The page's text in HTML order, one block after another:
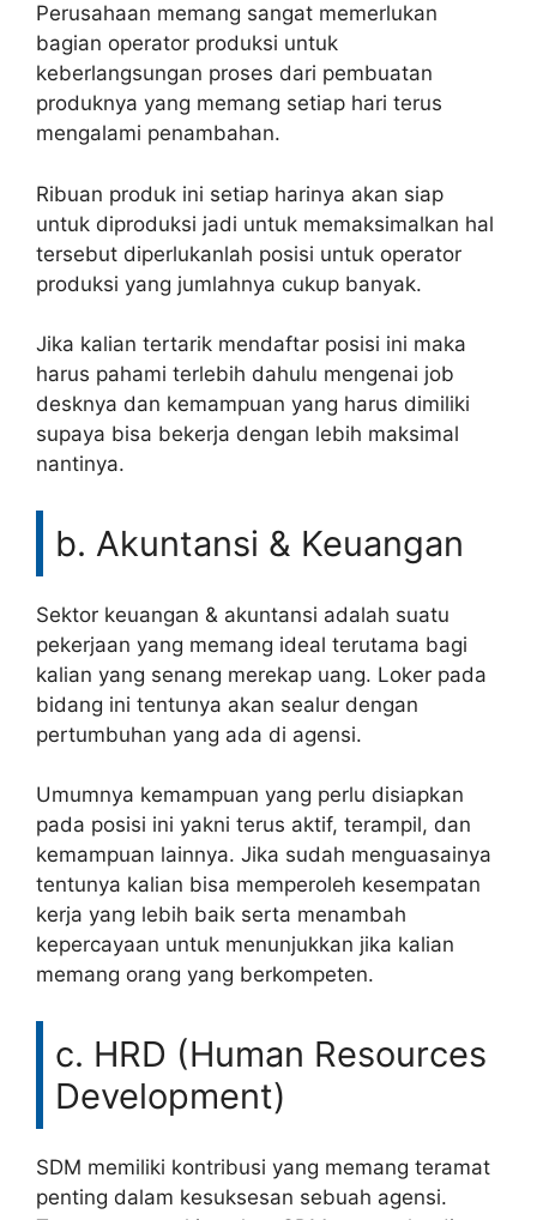
Perusahaan memang sangat memerlukan
bagian operator produksi untuk
keberlangsungan proses dari pembuatan
produknya yang memang setiap hari terus
mengalami penambahan.
Ribuan produk ini setiap harinya akan siap
untuk diproduksi jadi untuk memaksimalkan hal
tersebut diperlukanlah posisi untuk operator
produksi yang jumlahnya cukup banyak.
Jika kalian tertarik mendaftar posisi ini maka
harus pahami terlebih dahulu mengenai job
desknya dan kemampuan yang harus dimiliki
supaya bisa bekerja dengan lebih maksimal
nantinya.
b. Akuntansi & Keuangan
Sektor keuangan & akuntansi adalah suatu
pekerjaan yang memang ideal terutama bagi
kalian yang senang merekap uang. Loker pada
bidang ini tentunya akan sealur dengan
pertumbuhan yang ada di agensi.
Umumnya kemampuan yang perlu disiapkan
pada posisi ini yakni terus aktif, terampil, dan
kemampuan lainnya. Jika sudah menguasainya
tentunya kalian bisa memperoleh kesempatan
kerja yang lebih baik serta menambah
kepercayaan untuk menunjukkan jika kalian
memang orang yang berkompeten.
c. HRD (Human Resources
Development)
SDM memiliki kontribusi yang memang teramat
penting dalam kesuksesan sebuah agensi.